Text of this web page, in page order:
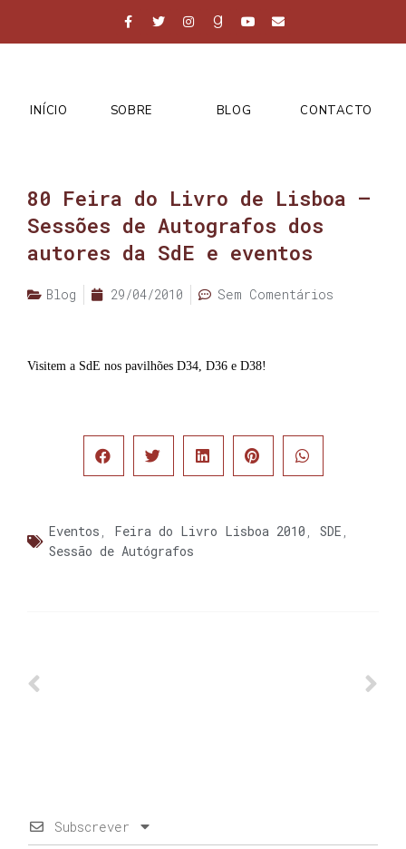
INÍCIO SOBRE BLOG CONTACTO
80 Feira do Livro de Lisboa –
Sessões de Autografos dos
autores da SdE e eventos
Blog 29/04/2010 Sem Comentários
Visitem a SdE nos pavilhões D34, D36 e D38!
Eventos Feira do Livro Lisboa 2010 SDE
Sessão de Autógrafos
Subscrever